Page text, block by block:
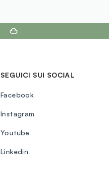
SEGUICI SUI SOCIAL
Facebook
Instagram
Youtube
Linkedin